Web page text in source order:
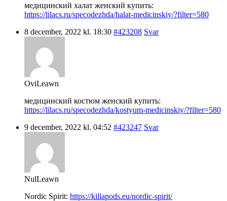
медицинский халат женский купить:
https://lilacs.ru/specodezhda/halat-medicinskiy/?filter=580
8 december, 2022 kl. 18:30 #423208 Svar
OviLeawn
медицинский костюм женский купить:
https://lilacs.ru/specodezhda/kostyum-medicinskiy/?filter=580
9 december, 2022 kl. 04:52 #423247 Svar
NulLeawn
Nordic Spirit: https://killapods.eu/nordic-spirit/